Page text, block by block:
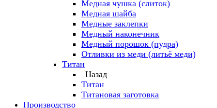
Медная чушка (слиток)
Медная шайба
Медные заклепки
Медный наконечник
Медный порошок (пудра)
Отливки из меди (литьё меди)
Титан
Назад
Титан
Титановая заготовка
Производство